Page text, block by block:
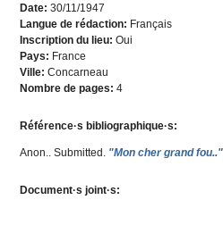
Date:30/11/1947
Langue de rédaction: Français
Inscription du lieu:Oui
Pays: France
Ville:Concarneau
Nombre de pages:4
Référence·s bibliographique·s:
Anon.. Submitted. "Mon cher grand
Document·s joint·s: